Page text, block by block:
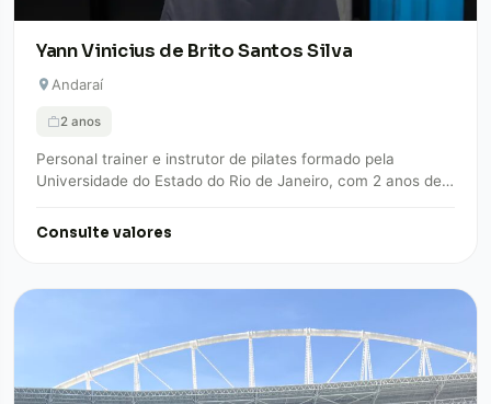
Yann Vinicius de Brito Santos Silva
Andaraí
2 anos
Personal trainer e instrutor de pilates formado pela
Universidade do Estado do Rio de Janeiro, com 2 anos de
Consulte valores